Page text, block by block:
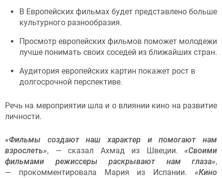
В Европейских фильмах будет представлено больше
культурного разнообразия.
Просмотр европейских фильмов поможет молодежи
лучше понимать своих соседей из ближайших стран.
Аудитория европейских картин покажет рост в
долгосрочной перспективе.
Речь на мероприятии шла и о влиянии кино на развитие
личности.
«Фильмы создают наш характер и помогают нам
взрослеть», — сказал Ахмад из Швеции. «Своими
фильмами режиссеры раскрывают нам глаза»,
— прокомментировала Мария из Испании. «Кино